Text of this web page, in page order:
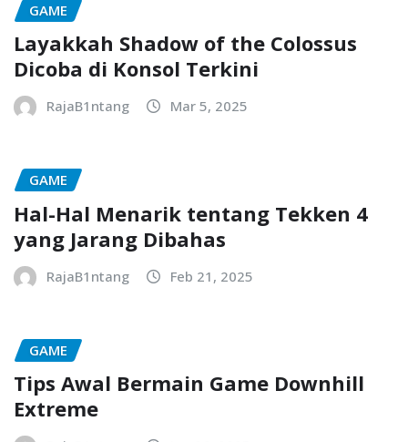
GAME
Layakkah Shadow of the Colossus
Dicoba di Konsol Terkini
RajaB1ntang Mar 5, 2025
GAME
Hal-Hal Menarik tentang Tekken 4
yang Jarang Dibahas
RajaB1ntang Feb 21, 2025
GAME
Tips Awal Bermain Game Downhill
Extreme